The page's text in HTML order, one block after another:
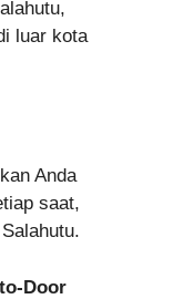
luar kota
Anda
saat,
Door